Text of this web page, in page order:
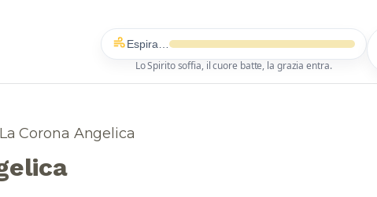
Espira…
Lo Spirito soffia, il cuore batte, la grazia entra.
La Corona Angelica